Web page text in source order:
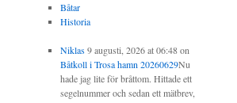
Båtar
Historia
Niklas9 augusti, 2026 at 06:48on
Båtkoll i Trosa hamn 20260629Nu
hade jag lite för bråttom. Hittade ett
segelnummer och sedan ett mätbrev,